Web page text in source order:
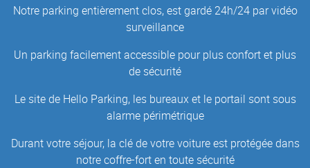
Notre parking entièrement clos, est gardé 24h/24 par vidéo
surveillance
Un parking facilement accessible pour plus confort et plus
de sécurité
Le site de Hello Parking, les bureaux et le portail sont sous
alarme périmétrique
Durant votre séjour, la clé de votre voiture est protégée dans
notre coffre-fort en toute sécurité